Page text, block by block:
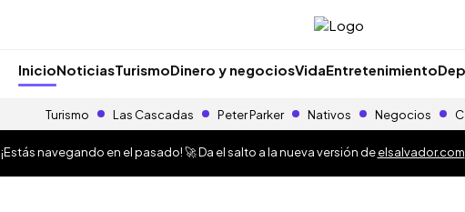
InicioNoticiasTurismoDinero y negociosVidaEntretenimiento
Turismo Las Cascadas Peter Parker Nativos Negocios
¡Estás navegando en el pasado! 🚀 Da el salto a la nueva versión deelsalvador.com